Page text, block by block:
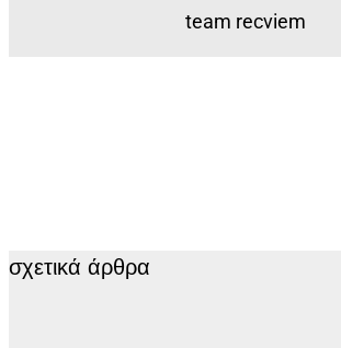
team recviem
σχετικά άρθρα